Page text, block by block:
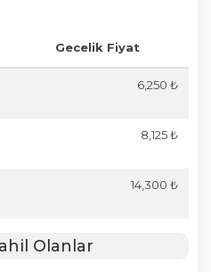
Gecelik Fiyat
6,250 ₺
8,125 ₺
14,300 ₺
Olanlar